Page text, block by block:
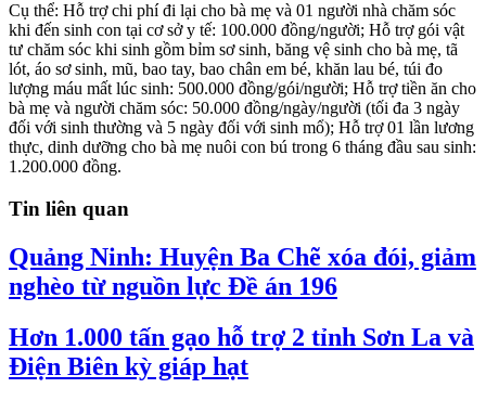
Cụ thể: Hỗ trợ chi phí đi lại cho bà mẹ và 01 người nhà chăm sóc
khi đến sinh con tại cơ sở y tế: 100.000 đồng/người; Hỗ trợ gói vật
tư chăm sóc khi sinh gồm bỉm sơ sinh, băng vệ sinh cho bà mẹ, tã
lót, áo sơ sinh, mũ, bao tay, bao chân em bé, khăn lau bé, túi đo
lượng máu mất lúc sinh: 500.000 đồng/gói/người; Hỗ trợ tiền ăn cho
bà mẹ và người chăm sóc: 50.000 đồng/ngày/người (tối đa 3 ngày
đối với sinh thường và 5 ngày đối với sinh mổ); Hỗ trợ 01 lần lương
thực, dinh dưỡng cho bà mẹ nuôi con bú trong 6 tháng đầu sau sinh:
1.200.000 đồng.
Tin liên quan
Quảng Ninh: Huyện Ba Chẽ xóa đói, giảm
nghèo từ nguồn lực Đề án 196
Hơn 1.000 tấn gạo hỗ trợ 2 tỉnh Sơn La và
Điện Biên kỳ giáp hạt